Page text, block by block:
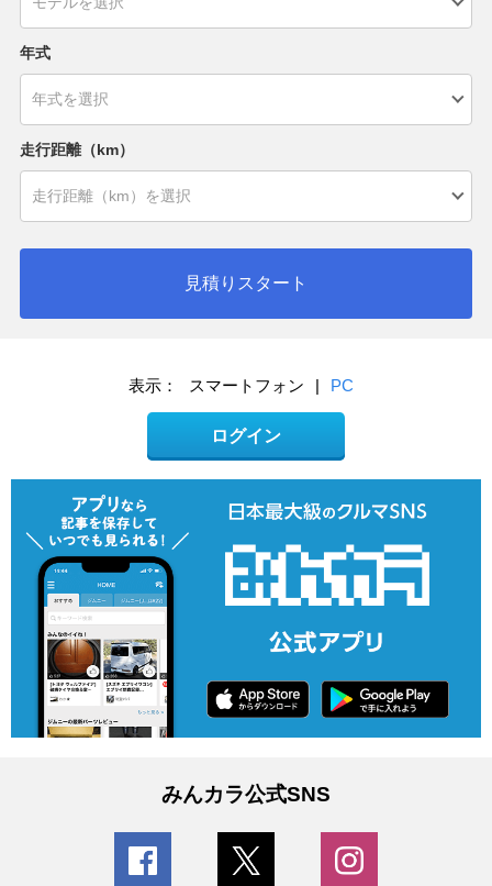
年式
走行距離（km）
見積りスタート
表示： スマートフォン | PC
ログイン
みんカラ公式SNS